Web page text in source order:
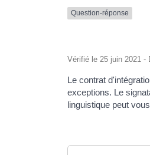
Question-réponse
Vérifié le 25 juin 2021 -
Le contrat
exceptions. Le
linguistique peut